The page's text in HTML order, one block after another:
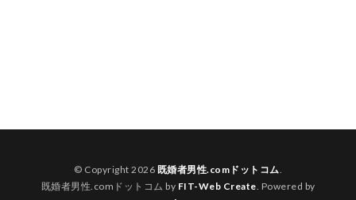
© Copyright 2026 既婚者男性.comドットコム.
既婚者男性.comドットコム by FIT-Web Create. Powered by